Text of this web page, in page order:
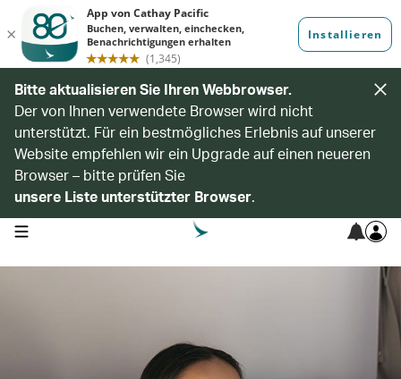
Bitte aktualisieren Sie Ihren Webbrowser.
Der von Ihnen verwendete Browser wird nicht
unterstützt. Für ein bestmögliches Erlebnis auf unserer
Website empfehlen wir ein Upgrade auf einen neueren
Browser – bitte prüfen Sie
unsere Liste unterstützter Browser.
open navigation menu